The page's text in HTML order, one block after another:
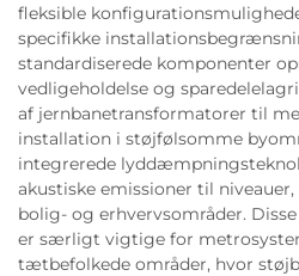
fleksible
specifikke
standardiserede komponenter
vedligeholdelse og
af jernbanetransformatorer til
installation i støjfølsomme
integrerede
akustiske emissioner til
bolig- og erhvervsområder.
er særligt vigtige for
tætbefolkede områder, hvor